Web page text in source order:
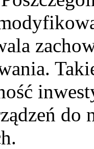
do